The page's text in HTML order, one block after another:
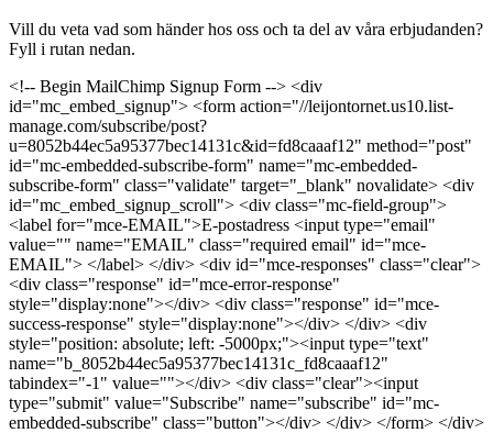
Vill du veta vad som händer hos oss och ta del av våra erbjudanden?
Fyll i rutan nedan.
<!-- Begin MailChimp Signup Form --> <div
id="mc_embed_signup"> <form action="//leijontornet.us10.list-
manage.com/subscribe/post?
u=8052b44ec5a95377bec14131c&id=fd8caaaf12" method="post"
id="mc-embedded-subscribe-form" name="mc-embedded-
subscribe-form" class="validate" target="_blank" novalidate> <div
id="mc_embed_signup_scroll"> <div class="mc-field-group">
<label for="mce-EMAIL">E-postadress <input type="email"
value="" name="EMAIL" class="required email" id="mce-
EMAIL"> </label> </div> <div id="mce-responses" class="clear">
<div class="response" id="mce-error-response"
style="display:none"></div> <div class="response" id="mce-
success-response" style="display:none"></div> </div> <div
style="position: absolute; left: -5000px;"><input type="text"
name="b_8052b44ec5a95377bec14131c_fd8caaaf12"
tabindex="-1" value=""></div> <div class="clear"><input
type="submit" value="Subscribe" name="subscribe" id="mc-
embedded-subscribe" class="button"></div> </div> </form> </div>